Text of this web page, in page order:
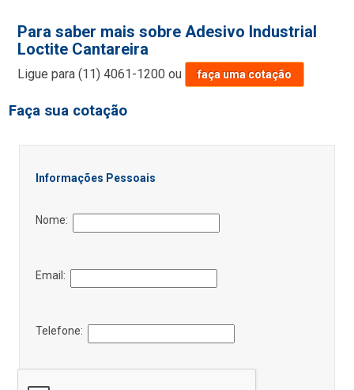
Para saber mais sobre Adesivo Industrial
Loctite Cantareira
Ligue para(11) 4061-1200 ou faça uma cotação
Faça sua cotação
Informações Pessoais
Nome:
Email:
Telefone: